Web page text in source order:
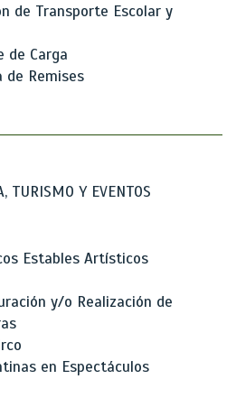
de Transporte Escolar y
de Carga
de Remises
TURISMO Y EVENTOS
Estables Artísticos
y/o Realización de
en Espectáculos